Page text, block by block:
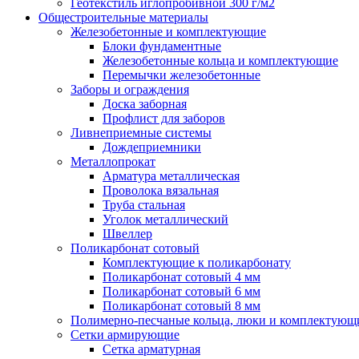
Геотекстиль иглопробивной 300 г/м2
Общестроительные материалы
Железобетонные и комплектующие
Блоки фундаментные
Железобетонные кольца и комплектующие
Перемычки железобетонные
Заборы и ограждения
Доска заборная
Профлист для заборов
Ливнеприемные системы
Дождеприемники
Металлопрокат
Арматура металлическая
Проволока вязальная
Труба стальная
Уголок металлический
Швеллер
Поликарбонат сотовый
Комплектующие к поликарбонату
Поликарбонат сотовый 4 мм
Поликарбонат сотовый 6 мм
Поликарбонат сотовый 8 мм
Полимерно-песчаные кольца, люки и
Сетки армирующие
Сетка арматурная